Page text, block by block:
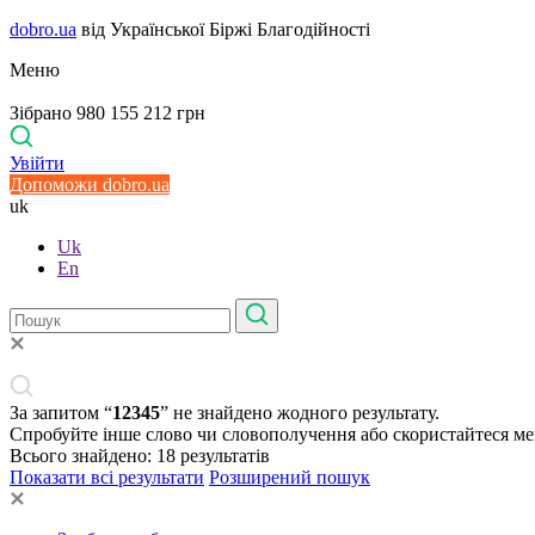
dobro.ua від Української Біржі Благодійності
Меню
Зібрано 980 155 212 грн
Увійти
Допоможи dobro.ua
uk
Uk
En
За запитом “12345” не знайдено жодного результату.
Спробуйте інше слово чи словополучення або скористайтеся
Всього знайдено: 18 результатів
Показати всі результати Розширений пошук